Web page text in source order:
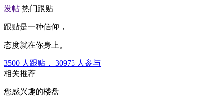
发帖 热门跟贴
跟贴是一种信仰，
态度就在你身上。
3500 人跟贴， 30973 人参与
相关推荐
您感兴趣的楼盘